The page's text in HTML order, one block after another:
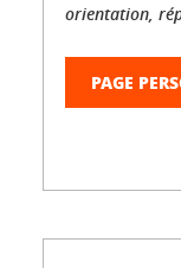
orientation,
PAGE